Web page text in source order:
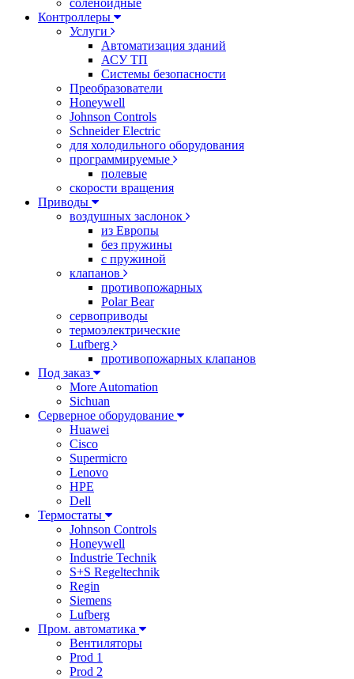
соленоидные
Контроллеры
Услуги
Автоматизация зданий
АСУ ТП
Системы безопасности
Преобразователи
Honeywell
Johnson Controls
Schneider Electric
для холодильного оборудования
программируемые
полевые
скорости вращения
Приводы
воздушных заслонок
из Европы
без пружины
с пружиной
клапанов
противопожарных
Polar Bear
сервоприводы
термоэлектрические
Lufberg
противопожарных клапанов
Под заказ
More Automation
Sichuan
Серверное оборудование
Huawei
Cisco
Supermicro
Lenovo
HPE
Dell
Термостаты
Johnson Controls
Honeywell
Industrie Technik
S+S Regeltechnik
Regin
Siemens
Lufberg
Пром. автоматика
Вентиляторы
Prod 1
Prod 2